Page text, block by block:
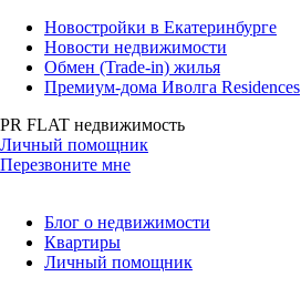
Новостройки в Екатеринбурге
Новости недвижимости
Обмен (Trade-in) жилья
Премиум-дома Иволга Residences
PR FLAT недвижимость
Личный помощник
Перезвоните мне
Блог о недвижимости
Квартиры
Личный помощник